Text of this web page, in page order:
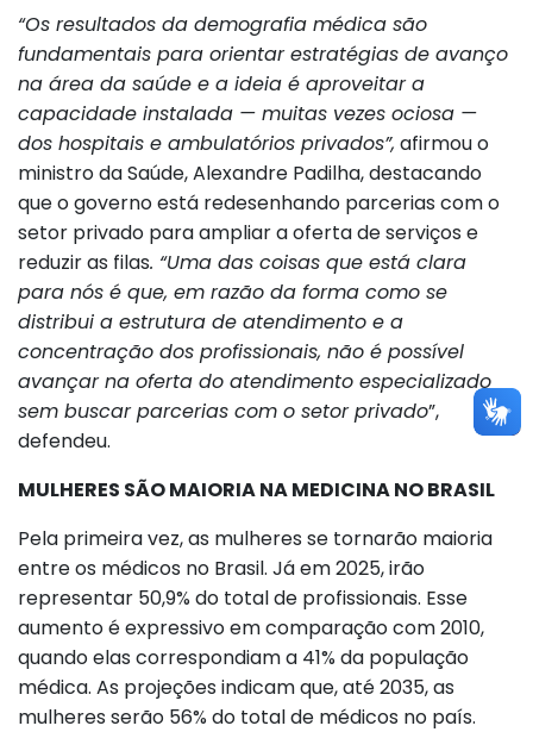
“Os resultados da demografia médica são
fundamentais para orientar estratégias de avanço
na área da saúde e a ideia é aproveitar a
capacidade instalada — muitas vezes ociosa —
dos hospitais e ambulatórios privados”, afirmou o
ministro da Saúde, Alexandre Padilha, destacando
que o governo está redesenhando parcerias com o
setor privado para ampliar a oferta de serviços e
reduzir as filas. “Uma das coisas que está clara
para nós é que, em razão da forma como se
distribui a estrutura de atendimento e a
concentração dos profissionais, não é possível
avançar na oferta do atendimento especializado
sem buscar parcerias com o setor privado”,
defendeu.
MULHERES SÃO MAIORIA NA MEDICINA NO BRASIL
Pela primeira vez, as mulheres se tornarão maioria
entre os médicos no Brasil. Já em 2025, irão
representar 50,9% do total de profissionais. Esse
aumento é expressivo em comparação com 2010,
quando elas correspondiam a 41% da população
médica. As projeções indicam que, até 2035, as
mulheres serão 56% do total de médicos no país.